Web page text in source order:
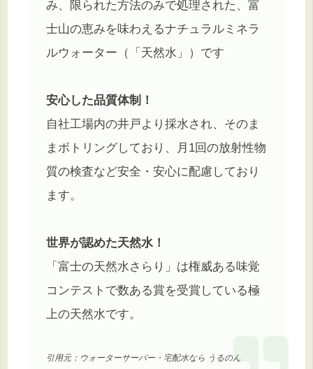
み、限られた方法のみで処理された、富
士山の恵みを味わえるナチュラルミネラ
ルウォーター（「天然水」）です
安心した品質体制！
自社工場内の井戸より採水され、そのま
まボトリングしており、月1回の放射性物
質の検査など安全・安心に配慮しており
ます。
世界が認めた天然水！
「富士の天然水さらり」は権威ある味覚
コンテストで数ある賞を受賞している極
上の天然水です。
引用元：ウォーターサーバー・宅配水なら うるのん